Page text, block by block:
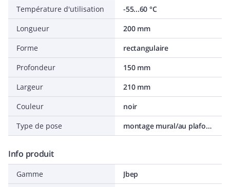
Température d'utilisation
-55...60 °C
Longueur
200 mm
Forme
rectangulaire
Profondeur
150 mm
Largeur
210 mm
Couleur
noir
Type de pose
montage mural/au plafond
Info produit
Gamme
Jbep